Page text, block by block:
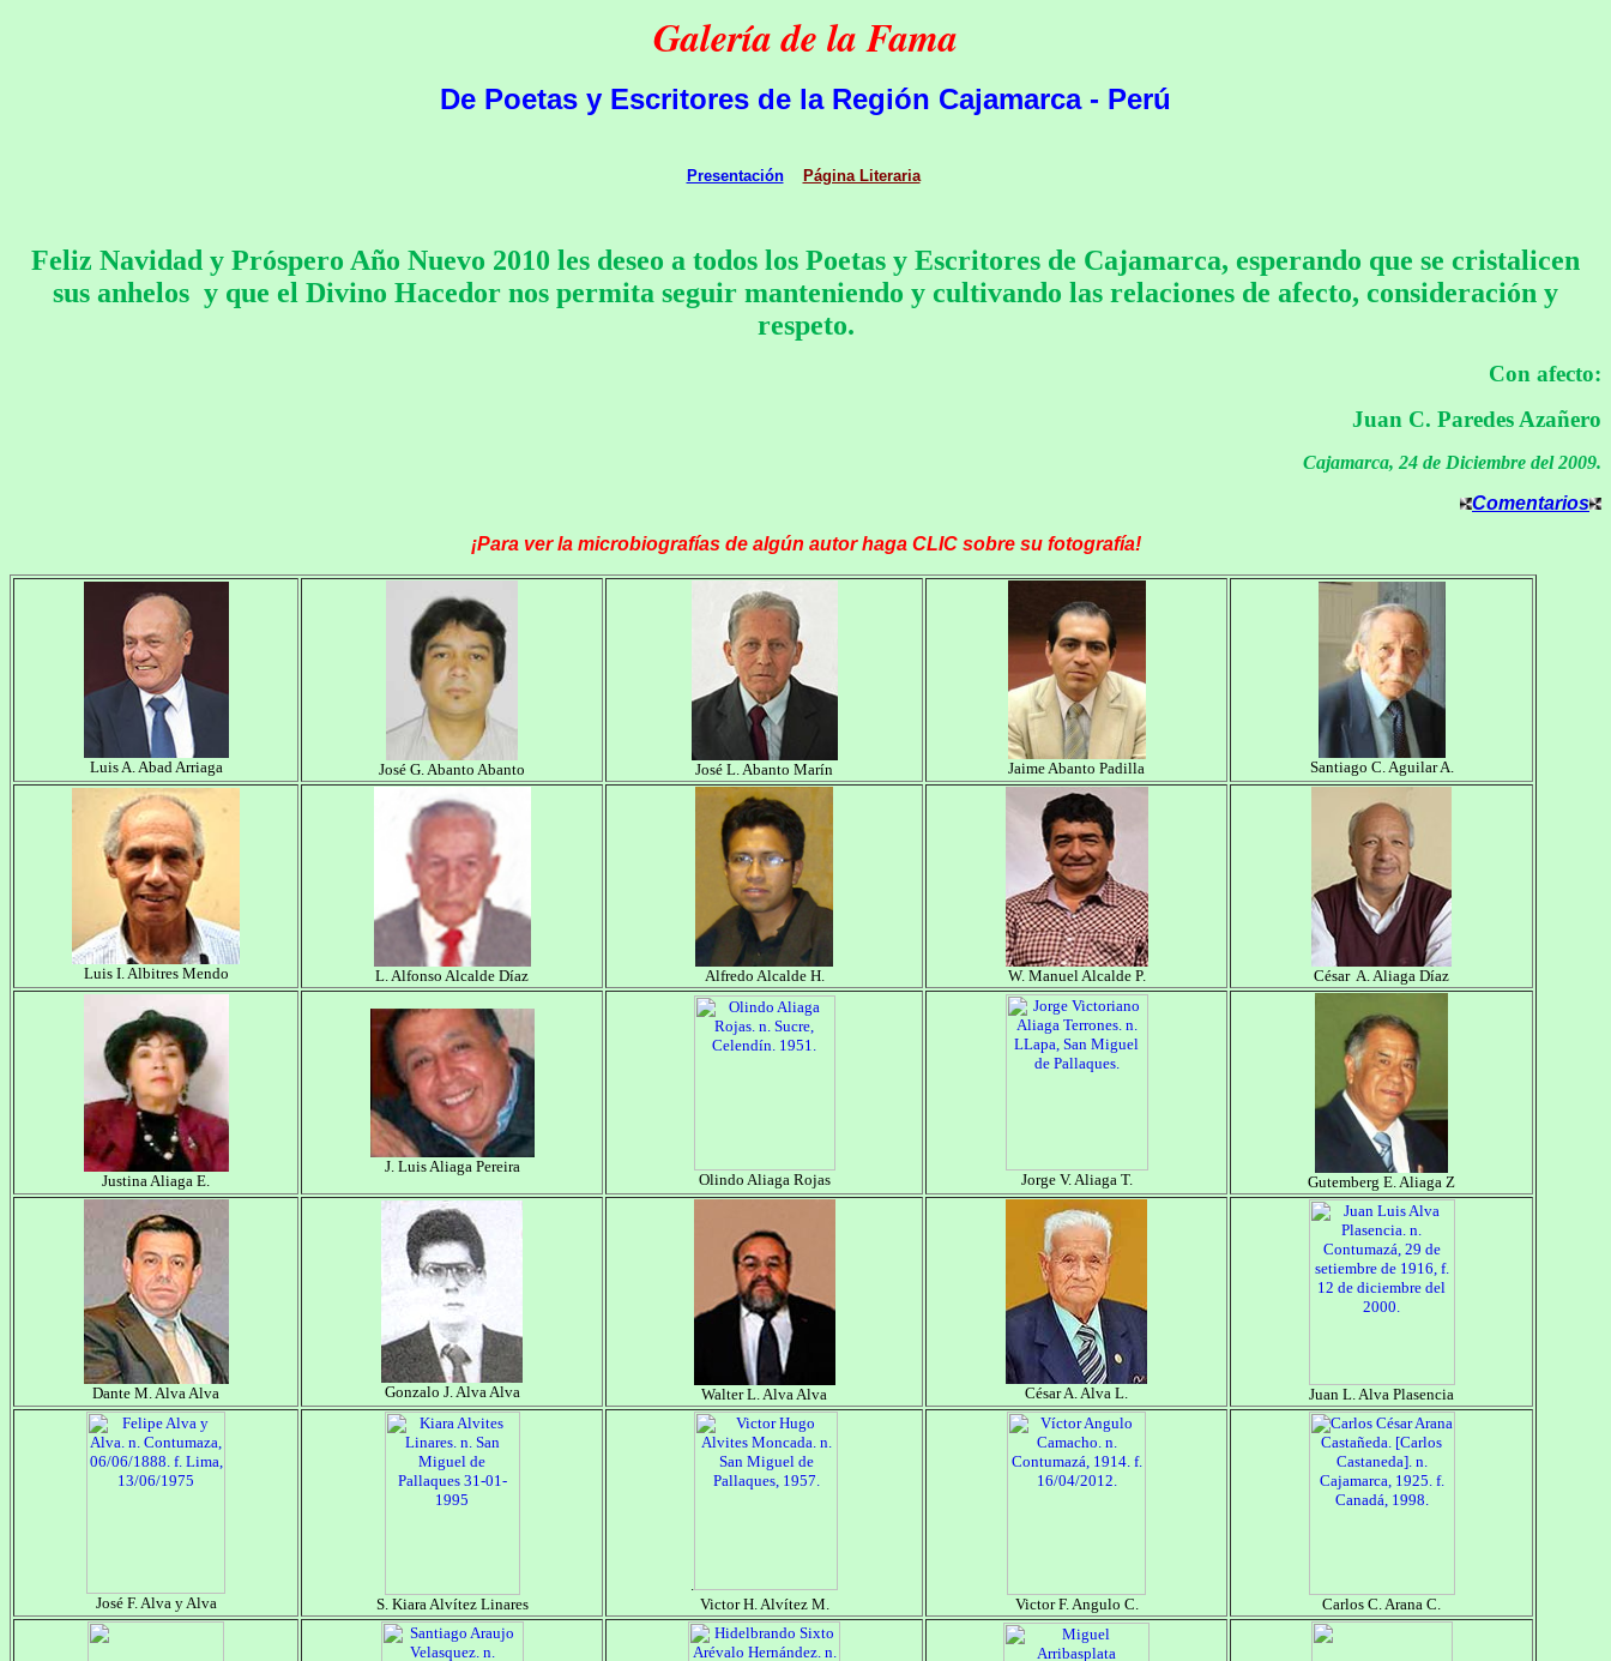
Galería de la Fama
De Poetas y Escritores de la Región Cajamarca - Perú
Presentación Página Literaria
Feliz Navidad y Próspero Año Nuevo 2010 les deseo a todos los Poetas y Escritores de Cajamarca, esperando que se cristalicen
sus anhelos y que el Divino Hacedor nos permita seguir manteniendo y cultivando las relaciones de afecto, consideración y
respeto.
Con afecto:
Juan C. Paredes Azañero
Cajamarca, 24 de Diciembre del 2009.
Comentarios
¡Para ver la microbiografías de algún autor haga CLIC sobre su fotografía!
Luis A. Abad Arriaga José G. Abanto Abanto José L. Abanto Marín Jaime Abanto Padilla Santiago C. Aguilar A.
Luis I. Albitres Mendo L. Alfonso Alcalde Díaz Alfredo Alcalde H. W. Manuel Alcalde P. César A. Aliaga Díaz
Justina Aliaga E.
J. Luis Aliaga Pereira
Olindo Aliaga Rojas Jorge V. Aliaga T. Gutemberg E. Aliaga Z
Dante M. Alva Alva Gonzalo J. Alva Alva Walter L. Alva Alva César A. Alva L. Juan L. Alva Plasencia
José F. Alva y Alva S. Kiara Alvítez Linares
.
Victor H. Alvítez M.
Victor F. Angulo C. Carlos C. Arana C.